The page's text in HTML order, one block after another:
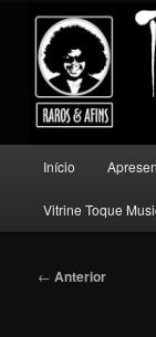
conteúdo
principalToque
Um lugar para
principal
Início
Vitrine Toque
Navegação
← Anterior